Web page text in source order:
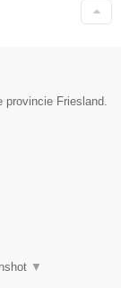
provincie Friesland.
▼